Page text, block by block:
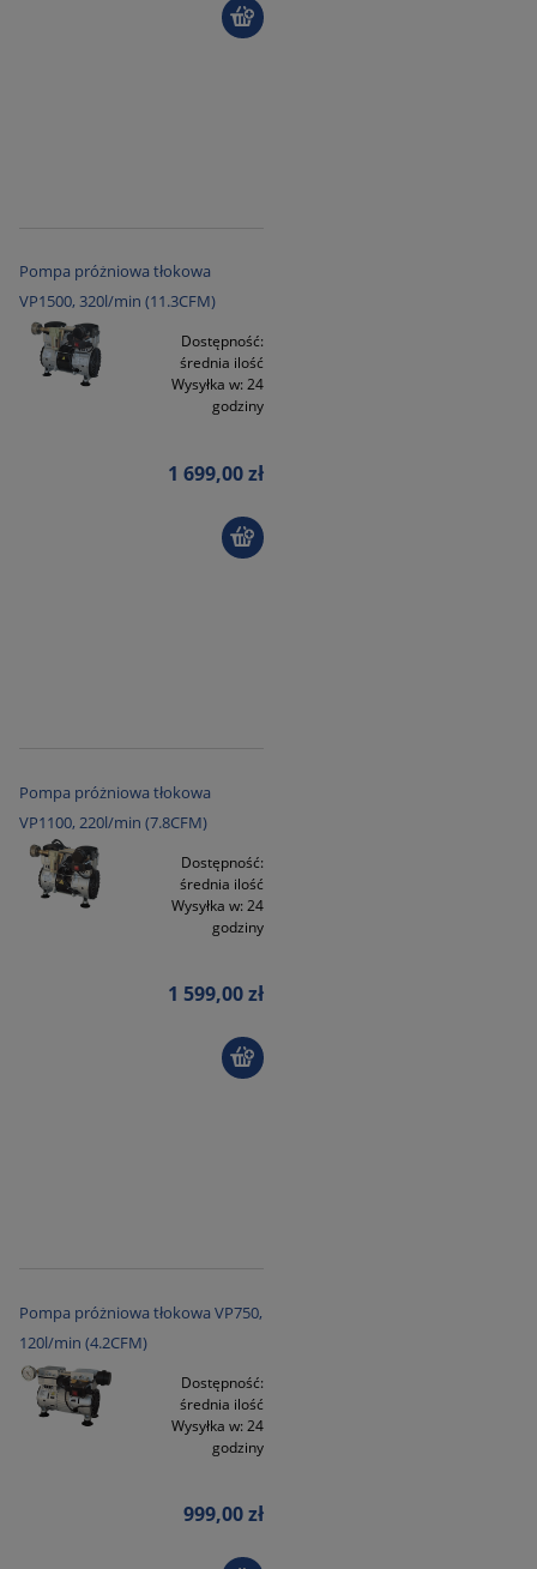
Pompa próżniowa tłokowa
VP1500, 320l/min (11.3CFM)
Dostępność:
średnia ilość
Wysyłka w: 24
godziny
1 699,00 zł
Pompa próżniowa tłokowa
VP1100, 220l/min (7.8CFM)
Dostępność:
średnia ilość
Wysyłka w: 24
godziny
1 599,00 zł
Pompa próżniowa tłokowa VP750,
120l/min (4.2CFM)
Dostępność:
średnia ilość
Wysyłka w: 24
godziny
999,00 zł